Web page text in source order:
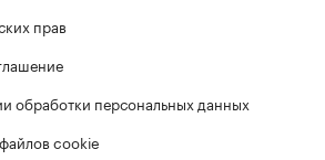
прав
обработки персональных данных
cookie